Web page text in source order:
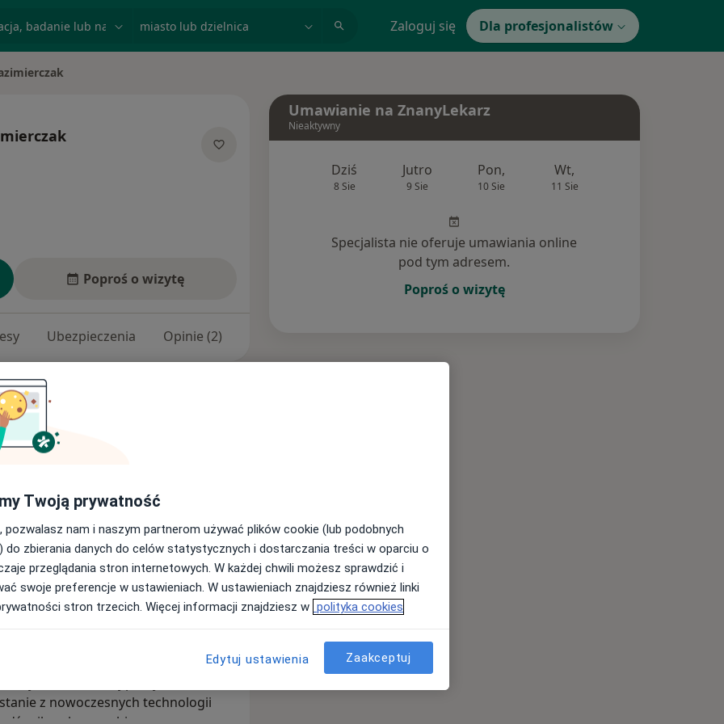
Zaloguj się Dla profesjonalistów
Poproś o wizytę
Ubezpieczenia Opinie (2)
protetycznym i endodontycznym.
mi możliwość odtwarzania
funkcji żucia, co ma
moich pacjentów. Stawiam na
dostosowane do potrzeb i
były komfortowe, dlatego zawsze
wątpliwości. Regularnie podnoszę
dzięki czemu mogę
endodontycznym. Dzięki
dawniej były skazane na
piękno i funkcję uśmiechu w
daje mi możliwość
własnych zębów po
doszkalam się w obu dziedzinach,
W codziennej pracy stawiam na
z nowoczesnych technologii
atmosferze, a pacjenci mogli
Umawianie na ZnanyLekarz
Nieaktywny
Dziś
8 Sie
Jutro
9 Sie
Pon,
10 Sie
Wt,
11 Sie
Specjalista nie oferuje umawiania online
pod tym adresem.
Poproś o wizytę
Twoją prywatność
pozwalasz nam i naszym partnerom używać plików cookie (lub podobnych
do zbierania danych do celów statystycznych i dostarczania treści w oparciu o
przeglądania stron internetowych. W każdej chwili możesz sprawdzić i
swoje preferencje w ustawieniach. W ustawieniach znajdziesz również linki
stron trzecich. Więcej informacji znajdziesz w polityka cookies
Edytuj ustawienia Zaakceptuj